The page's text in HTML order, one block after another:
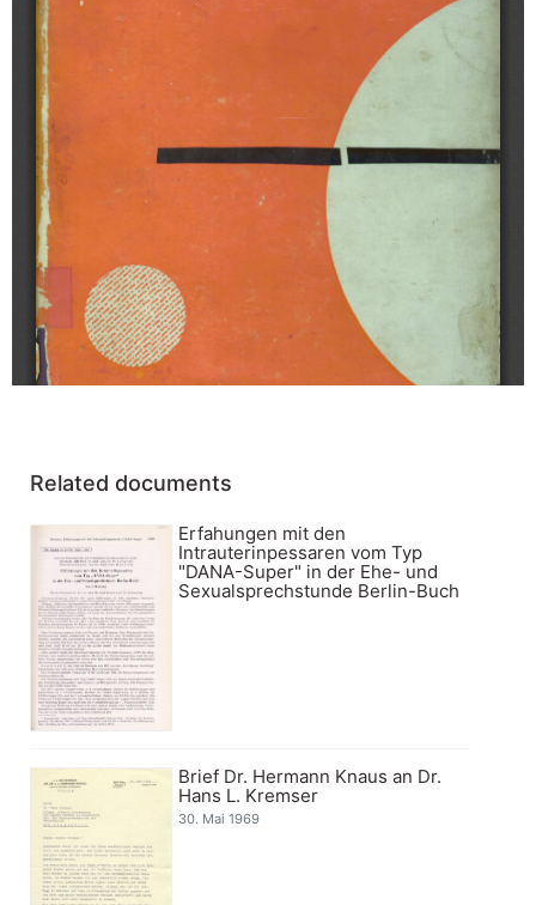
Related documents
Erfahungen mit den
Intrauterinpessaren vom Typ
"DANA-Super" in der Ehe- und
Sexualsprechstunde Berlin-Buch
Brief Dr. Hermann Knaus an Dr.
Hans L. Kremser
30. Mai 1969